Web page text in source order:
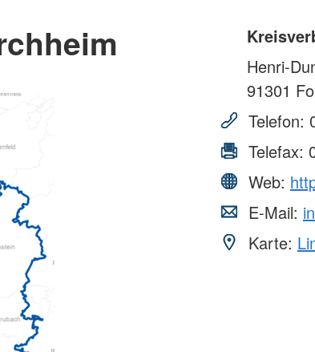
Henri-
91301
Telefon:
Telefax:
Web:
E-Mail:
Karte: